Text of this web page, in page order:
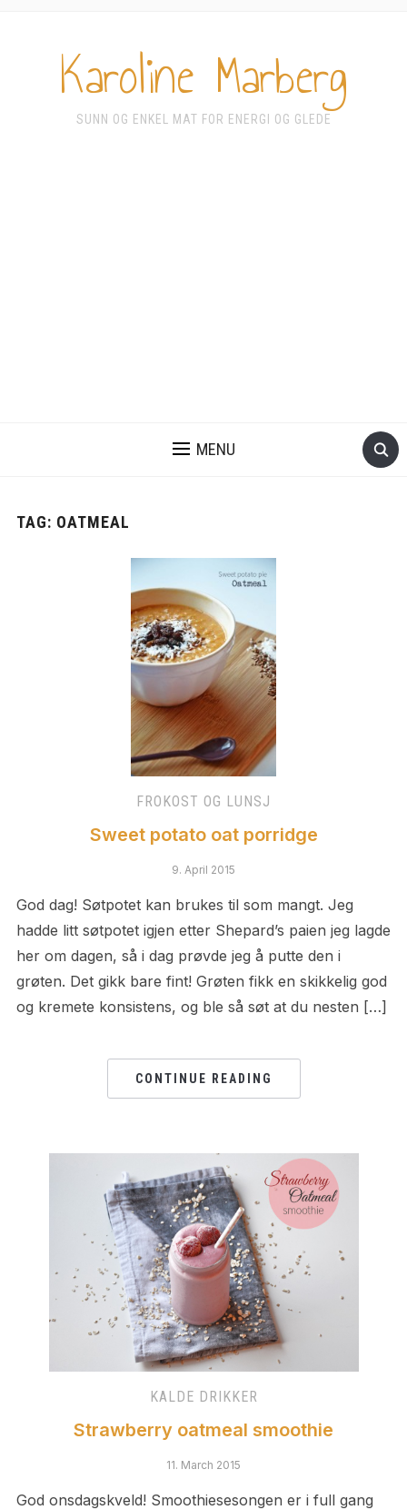
Karoline Marberg
SUNN OG ENKEL MAT FOR ENERGI OG GLEDE
MENU
TAG: OATMEAL
FROKOST OG LUNSJ
Sweet potato oat porridge
9. April 2015
God dag! Søtpotet kan brukes til som mangt. Jeg
hadde litt søtpotet igjen etter Shepard’s paien jeg lagde
her om dagen, så i dag prøvde jeg å putte den i
grøten. Det gikk bare fint! Grøten fikk en skikkelig god
og kremete konsistens, og ble så søt at du nesten […]
CONTINUE READING
KALDE DRIKKER
Strawberry oatmeal smoothie
11. March 2015
God onsdagskveld! Smoothiesesongen er i full gang